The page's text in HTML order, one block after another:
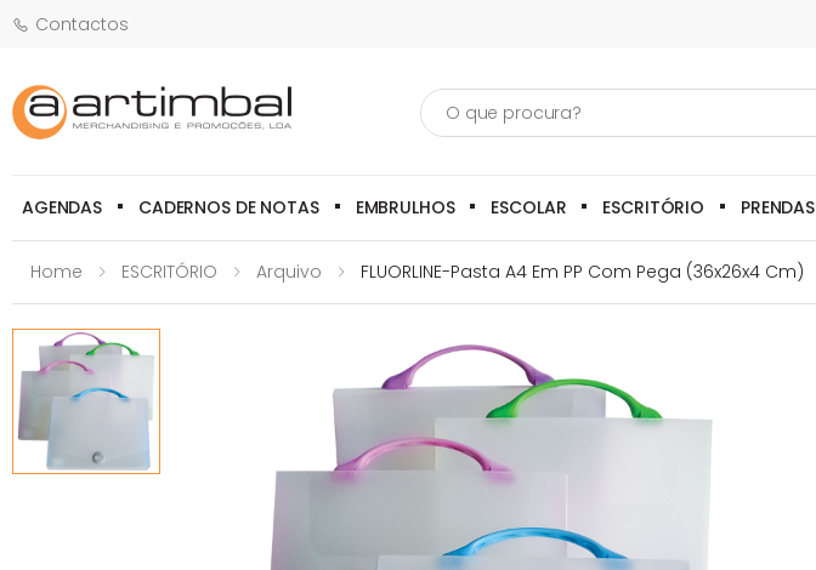
Contactos
Pesquisa
AGENDAS CADERNOS DE NOTAS EMBRULHOS ESCOLAR ESCRITÓRIO PRENDAS
Home ESCRITÓRIO Arquivo FLUORLINE-Pasta A4 Em PP Com Pega (36x26x4 Cm)